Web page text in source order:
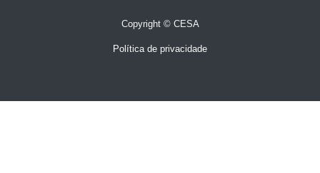
Copyright © CESA
Política de privacidade